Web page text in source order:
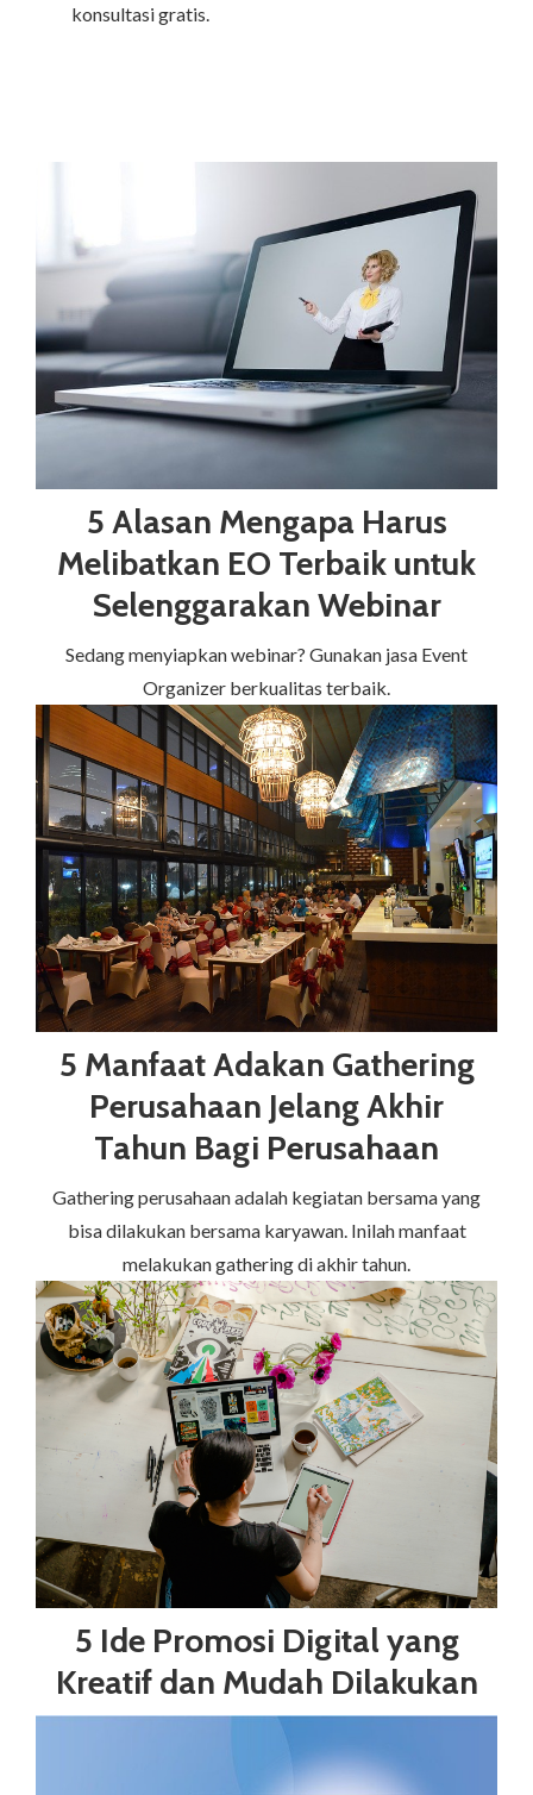
konsultasi gratis.
5 Alasan Mengapa Harus
Melibatkan EO Terbaik untuk
Selenggarakan Webinar
Sedang menyiapkan webinar? Gunakan jasa Event
Organizer berkualitas terbaik.
5 Manfaat Adakan Gathering
Perusahaan Jelang Akhir
Tahun Bagi Perusahaan
Gathering perusahaan adalah kegiatan bersama yang
bisa dilakukan bersama karyawan. Inilah manfaat
melakukan gathering di akhir tahun.
5 Ide Promosi Digital yang
Kreatif dan Mudah Dilakukan